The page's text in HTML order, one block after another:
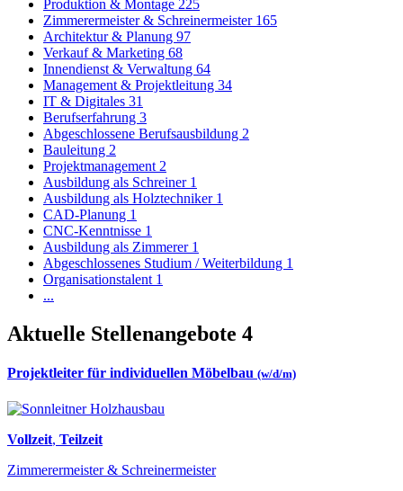
Produktion & Montage 225
Zimmerermeister & Schreinermeister 165
Architektur & Planung 97
Verkauf & Marketing 68
Innendienst & Verwaltung 64
Management & Projektleitung 34
IT & Digitales 31
Berufserfahrung 3
Abgeschlossene Berufsausbildung 2
Bauleitung 2
Projektmanagement 2
Ausbildung als Schreiner 1
Ausbildung als Holztechniker 1
CAD-Planung 1
CNC-Kenntnisse 1
Ausbildung als Zimmerer 1
Abgeschlossenes Studium / Weiterbildung 1
Organisationstalent 1
...
Aktuelle Stellenangebote 4
Projektleiter für individuellen Möbelbau (w/d/m)
Vollzeit, Teilzeit
Zimmerermeister & Schreinermeister